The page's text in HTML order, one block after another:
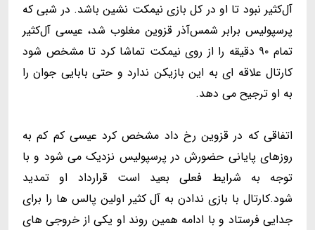
آل‌کثیر نبود تا او در کل بازی نیمکت نشین باشد. در شبی که
پرسپولیس برابر شمس‌آذر قزوین مغلوب شد، عیسی آل‌کثیر
تمام ۹۰ دقیقه را از روی نیمکت تماشا کرد تا مشخص شود
کارتال علاقه ای به این بازیکن ندارد و حتی بابایی جوان را
به او ترجیح می دهد.
اتفاقی که در قزوین رخ داد مشخص کرد عیسی کم کم به
روزهای پایانی حضورش در پرسپولیس نزدیک می شود و با
توجه به شرایط فعلی بعید است قرارداد او تمدید
شود.کارتال با بازی ندادن به آل کثیر اولین پالس ها را برای
جدایی فرستاد و با ادامه همین روند او یکی از خروجی های